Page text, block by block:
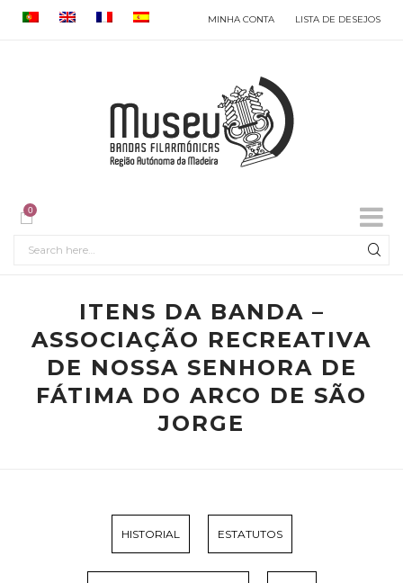
MINHA CONTA LISTA DE DESEJOS
0
ITENS DA BANDA –
ASSOCIAÇÃO RECREATIVA
DE NOSSA SENHORA DE
FÁTIMA DO ARCO DE SÃO
JORGE
HISTORIAL ESTATUTOS